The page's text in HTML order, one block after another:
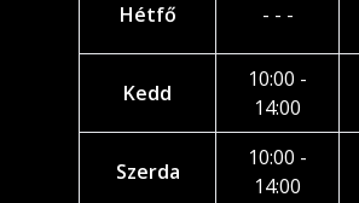
Hétfő - - -
Kedd
10:00 -
14:00
Szerda
10:00 -
14:00